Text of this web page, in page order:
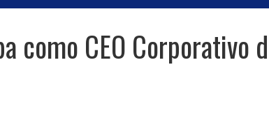
como CEO Corporativo